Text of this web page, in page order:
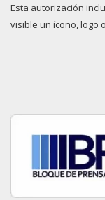
Esta autorización
visible un ícono, logo